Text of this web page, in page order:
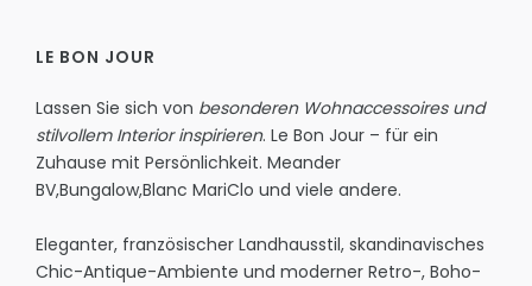
LE BON JOUR
Lassen Sie sich von besonderen Wohnaccessoires und
stilvollem Interior inspirieren. Le Bon Jour – für ein
Zuhause mit Persönlichkeit. Meander
BV,Bungalow,Blanc MariClo und viele andere.
Eleganter, französischer Landhausstil, skandinavisches
Chic-Antique-Ambiente und moderner Retro-, Boho-